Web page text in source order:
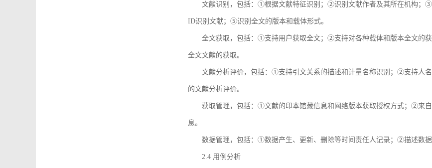
文献识别，包括：①根据文献特征识别；②识别文献作者及其所在机构；
ID识别文献；⑤识别全文的版本和载体形式。
全文获取，包括：①支持用户获取全文；②支持对各种载体和版本全文的
全文文献的获取。
文献分析评价，包括：①支持引文关系的描述和计量名称识别；②支持人
的文献分析评价。
获取管理，包括：①文献的印本馆藏信息和网络版本获取授权方式；②来
息。
数据管理，包括：①数据产生、更新、删除等时间责任人记录；②描述数
2.4 用例分析